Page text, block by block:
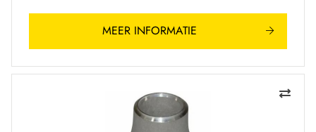
MEER INFORMATIE